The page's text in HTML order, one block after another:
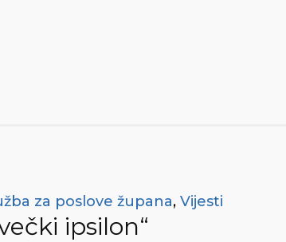
za poslove župana, Vijesti
ipsilon“